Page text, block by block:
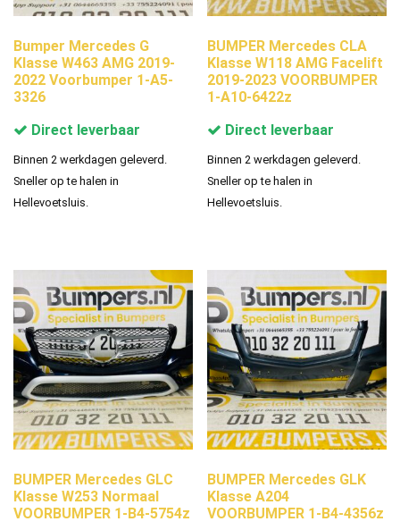
Bumper Mercedes G
Klasse W463 AMG 2019-
2022 Voorbumper 1-A5-
3326
Direct leverbaar
Binnen 2 werkdagen geleverd.
Sneller op te halen in
Hellevoetsluis.
BUMPER Mercedes CLA
Klasse W118 AMG Facelift
2019-2023 VOORBUMPER
1-A10-6422z
Direct leverbaar
Binnen 2 werkdagen geleverd.
Sneller op te halen in
Hellevoetsluis.
BUMPER Mercedes GLC
Klasse W253 Normaal
VOORBUMPER 1-B4-5754z
BUMPER Mercedes GLK
Klasse A204
VOORBUMPER 1-B4-4356z